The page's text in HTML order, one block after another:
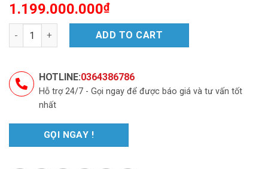
1.199.000.000₫
Everest Sport Special Edition quantity
ADD TO CART
HOTLINE:0364386786
Hỗ trợ 24/7 - Gọi ngay để được báo giá và tư vấn tốt
nhất
GỌI NGAY !